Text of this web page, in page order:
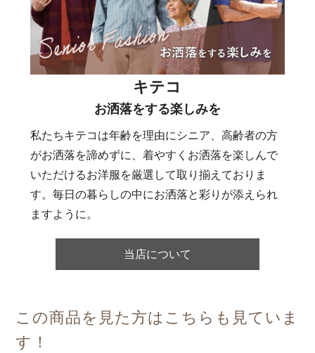
キテコ
お洒落をする楽しみを
私たちキテコは年齢を理由にシニア、高齢者の方
がお洒落を諦めずに、着やすくお洒落を楽しんで
いただけるお洋服を厳選して取り揃えておりま
す。毎日の暮らしの中にお洒落と彩りが添えられ
ますように。
当店について
この商品を見た方はこちらも見ていま
す！